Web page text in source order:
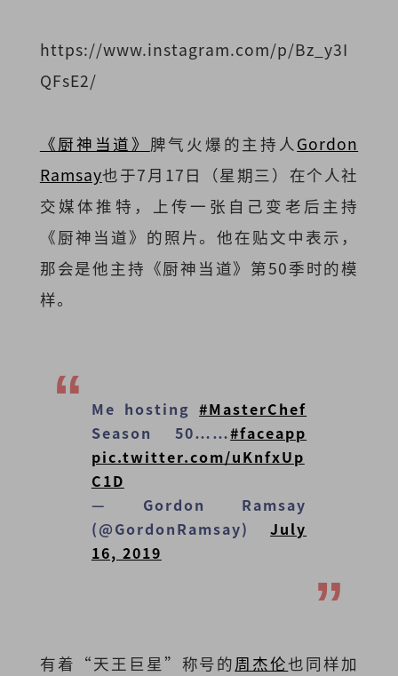
https://www.instagram.com/p/Bz_y3I
QFsE2/
《厨神当道》 脾气火爆的主持人 Gordon
Ramsay也于7月17日（星期三）在个人社
交媒体推特，上传一张自己变老后主持
《厨神当道》的照片。他在贴文中表示，
那会是他主持《厨神当道》第50季时的模
样。
Me hosting#MasterChef
Season 50……#faceapp
pic.twitter.com/uKnfxUp
C1D
— Gordon Ramsay
(@GordonRamsay)July
16, 2019
有着“天王巨星”称号的周杰伦也同样加